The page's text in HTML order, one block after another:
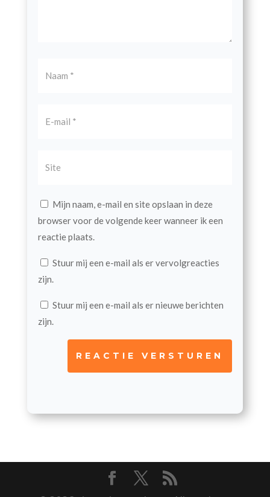
Mijn naam, e-mail en site opslaan in deze
browser voor de volgende keer wanneer ik een
reactie plaats.
Stuur mij een e-mail als er vervolgreacties
zijn.
Stuur mij een e-mail als er nieuwe berichten
zijn.
REACTIE VERSTUREN